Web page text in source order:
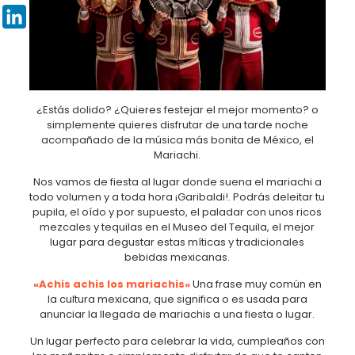
¿Estás dolido? ¿Quieres festejar el mejor momento? o
simplemente quieres disfrutar de una tarde noche
acompañado de la música más bonita de México, el
Mariachi.
Nos vamos de fiesta al lugar donde suena el mariachi a
todo volumen y a toda hora ¡Garibaldi!. Podrás deleitar tu
pupila, el oído y por supuesto, el paladar con unos ricos
mezcales y tequilas en el Museo del Tequila, el mejor
lugar para degustar estas míticas y tradicionales
bebidas mexicanas.
«Achis achis los mariachis»Una frase muy común en
la cultura mexicana, que significa o es usada para
anunciar la llegada de mariachis a una fiesta o lugar.
Un lugar perfecto para celebrar la vida, cumpleaños con
Pinterest